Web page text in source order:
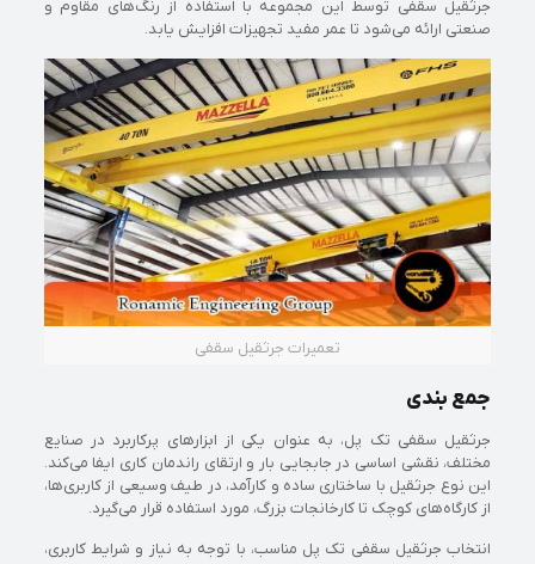
جرثقیل سقفی توسط این مجموعه با استفاده از رنگ‌های مقاوم و
صنعتی ارائه می‌شود تا عمر مفید تجهیزات افزایش یابد.
‏تعمیرات جرثقیل سقفی
جمع بندی
جرثقیل سقفی تک پل، به عنوان یکی از ابزارهای پرکاربرد در صنایع
مختلف، نقشی اساسی در جابجایی بار و ارتقای راندمان کاری ایفا می‌کند.
این نوع جرثقیل با ساختاری ساده و کارآمد، در طیف وسیعی از کاربری‌ها،
از کارگاه‌های کوچک تا کارخانجات بزرگ، مورد استفاده قرار می‌گیرد.
انتخاب جرثقیل سقفی تک پل مناسب، با توجه به نیاز و شرایط کاربری،